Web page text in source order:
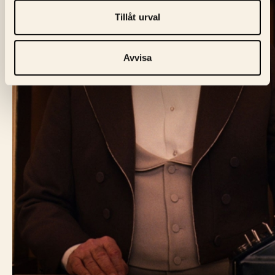
Tillåt urval
Avvisa
Skeppargatan 60,
biljett@biofagelbla.se
Allmänt:
mail@biofagelbla.se
Event:
event@biofagelbla.se
ÖPPETTIDER
Biografen öppnar 30 min innan dagens första visning.
NYHETSBREV
E-Postaddress
Skicka